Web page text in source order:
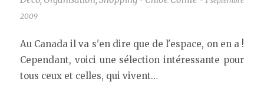
2009
Au Canada il va s'en dire que de l'espace, on en a !
Cependant, voici une sélection intéressante pour
tous ceux et celles, qui vivent…